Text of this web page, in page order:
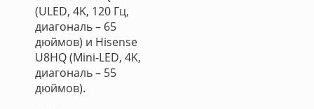
(ULED, 4K, 120 Гц,
диагональ – 65
дюймов) и Hisense
U8HQ (Mini-LED, 4K,
диагональ – 55
дюймов).